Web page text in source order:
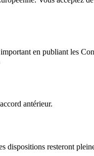
en publiant les
antérieur.
dispositions resteront